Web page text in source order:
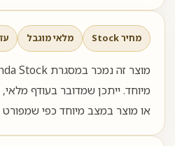
מחיר Stock מלאי מוגבל
מיוחד. ייתכן שמדובר בעודף
או מוצר במצב מיוחד כפי